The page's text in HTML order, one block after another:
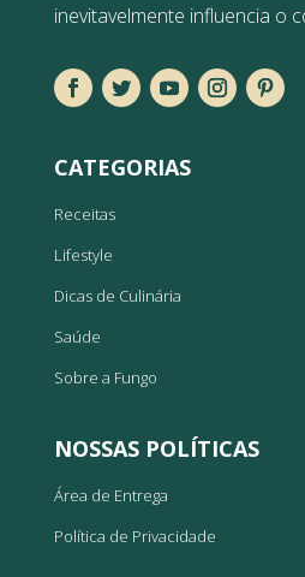
inevitavelmente influencia o
CATEGORIAS
Receitas
Lifestyle
Dicas de Culinária
Saúde
Sobre a Fungo
NOSSAS POLÍTICAS
Área de Entrega
Política de Privacidade